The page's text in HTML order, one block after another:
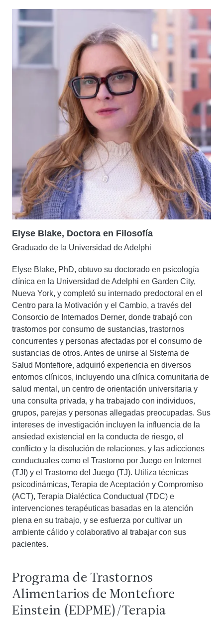
Elyse Blake, Doctora en Filosofía
Graduado de la Universidad de Adelphi
Elyse Blake, PhD, obtuvo su doctorado en psicología
clínica en la Universidad de Adelphi en Garden City,
Nueva York, y completó su internado predoctoral en el
Centro para la Motivación y el Cambio, a través del
Consorcio de Internados Derner, donde trabajó con
trastornos por consumo de sustancias, trastornos
concurrentes y personas afectadas por el consumo de
sustancias de otros. Antes de unirse al Sistema de
Salud Montefiore, adquirió experiencia en diversos
entornos clínicos, incluyendo una clínica comunitaria de
salud mental, un centro de orientación universitaria y
una consulta privada, y ha trabajado con individuos,
grupos, parejas y personas allegadas preocupadas. Sus
intereses de investigación incluyen la influencia de la
ansiedad existencial en la conducta de riesgo, el
conflicto y la disolución de relaciones, y las adicciones
conductuales como el Trastorno por Juego en Internet
(TJI) y el Trastorno del Juego (TJ). Utiliza técnicas
psicodinámicas, Terapia de Aceptación y Compromiso
(ACT), Terapia Dialéctica Conductual (TDC) e
intervenciones terapéuticas basadas en la atención
plena en su trabajo, y se esfuerza por cultivar un
ambiente cálido y colaborativo al trabajar con sus
pacientes.
Programa de Trastornos
Alimentarios de Montefiore
Einstein (EDPME)/Terapia